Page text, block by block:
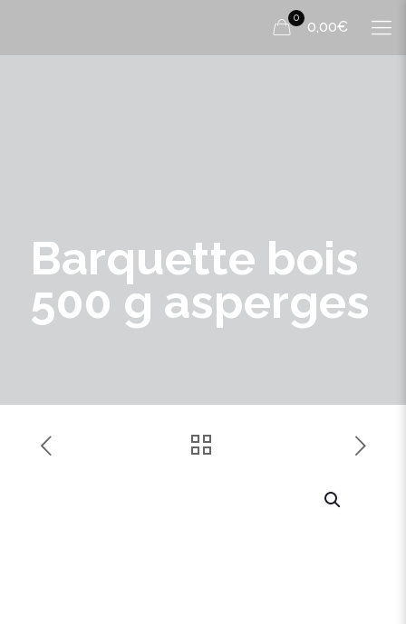
0
0,00€
Barquette bois
500 g asperges